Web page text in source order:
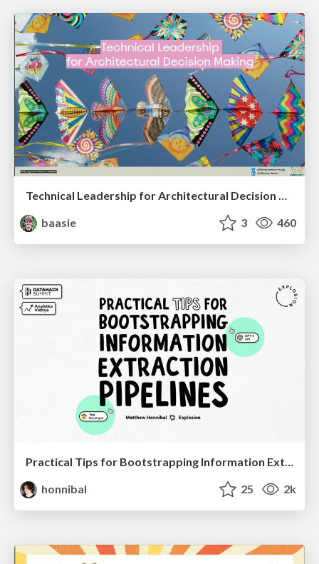
Technical Leadership for Architectural Decision Making
baasie
3 460
Practical Tips for Bootstrapping Information Extraction Pipelines
honnibal
25 2k